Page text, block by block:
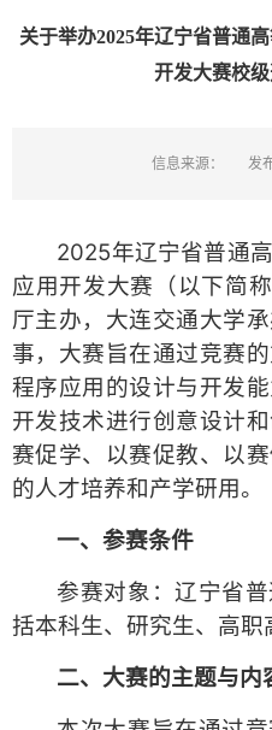
关于举办2025年辽宁省普通
开发大赛校
信息来源： 发
2025年辽宁省普通
应用开发大赛（以下简
厅主办，大连交通大学
事，大赛旨在通过竞赛
程序应用的设计与开发
开发技术进行创意设计
赛促学、以赛促教、以
的人才培养和产学研用。
一、参赛条件
参赛对象：辽宁省
括本科生、研究生、高职
二、大赛的主题与内